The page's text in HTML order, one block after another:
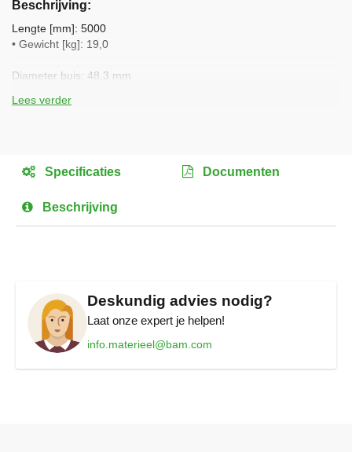
het
begin
van
afbeeldingen-
Beschrijving
Lengte [mm]: 5000
• Gewicht [kg]: 19,0
Diameter buis: 48,3 mm
• Gewicht: 3,8 kg/m1
Lees verder
Specificaties Documenten
Beschrijving
Deskundig advies nodig?
Laat onze expert je helpen!
info.materieel@bam.com